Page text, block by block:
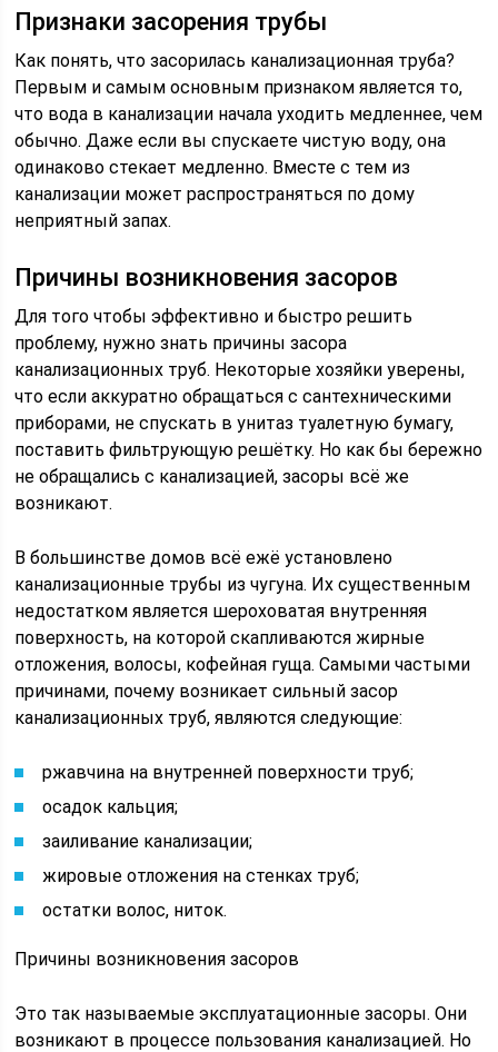
Признаки засорения трубы
Как понять, что засорилась канализационная труба?
Первым и самым основным признаком является то,
что вода в канализации начала уходить медленнее, чем
обычно. Даже если вы спускаете чистую воду, она
одинаково стекает медленно. Вместе с тем из
канализации может распространяться по дому
неприятный запах.
Причины возникновения засоров
Для того чтобы эффективно и быстро решить
проблему, нужно знать причины засора
канализационных труб. Некоторые хозяйки уверены,
что если аккуратно обращаться с сантехническими
приборами, не спускать в унитаз туалетную бумагу,
поставить фильтрующую решётку. Но как бы бережно
не обращались с канализацией, засоры всё же
возникают.
В большинстве домов всё ежё установлено
канализационные трубы из чугуна. Их существенным
недостатком является шероховатая внутренняя
поверхность, на которой скапливаются жирные
отложения, волосы, кофейная гуща. Самыми частыми
причинами, почему возникает сильный засор
канализационных труб, являются следующие:
ржавчина на внутренней поверхности труб;
осадок кальция;
заиливание канализации;
жировые отложения на стенках труб;
остатки волос, ниток.
Причины возникновения засоров
Это так называемые эксплуатационные засоры. Они
возникают в процессе пользования канализацией. Но